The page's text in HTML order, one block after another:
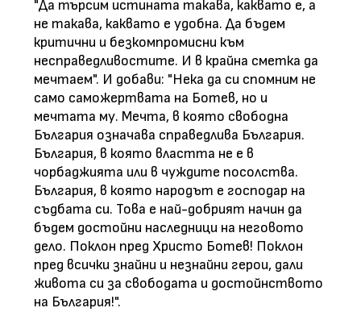
"Да търсим истината такава, каквато е, а
не такава, каквато е удобна. Да бъдем
критични и безкомпромисни към
несправедливостите. И в крайна сметка да
мечтаем". И добави: "Нека да си спомним не
само саможертвата на Ботев, но и
мечтата му. Мечта, в която свободна
България означава справедлива България.
България, в която властта не е в
чорбаджията или в чуждите посолства.
България, в която народът е господар на
съдбата си. Това е най-добрият начин да
бъдем достойни наследници на неговото
дело. Поклон пред Христо Ботев! Поклон
пред всички знайни и незнайни герои, дали
живота си за свободата и достойнството
на България!".